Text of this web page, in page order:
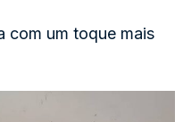
com um toque mais